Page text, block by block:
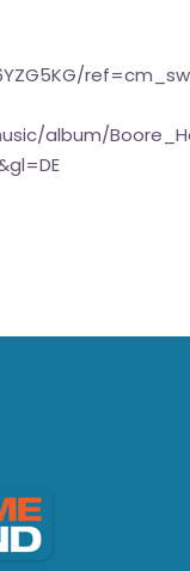
album/